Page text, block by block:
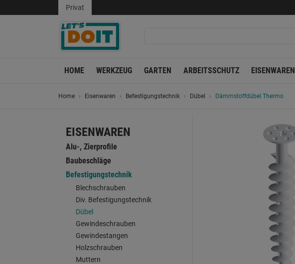
Privat
HOME WERKZEUG GARTEN ARBEITSSCHUTZ EISENWAREN
Home Eisenwaren Befestigungstechnik Dübel Dämmstoffdübel Thermo
EISENWAREN
Alu-, Zierprofile
Baubeschläge
Befestigungstechnik
Blechschrauben
Div. Befestigungstechnik
Dübel
Gewindeschrauben
Gewindestangen
Holzschrauben
Muttern